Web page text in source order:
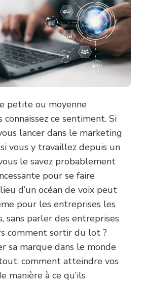
petite ou moyenne
ce sentiment. Si
lancer dans le marketing
vous y travaillez depuis un
le savez probablement
pour se faire
d’un océan de voix peut
pour les entreprises les
sans parler des entreprises
comment sortir du lot ?
sa marque dans le monde
comment atteindre vos
manière à ce qu’ils